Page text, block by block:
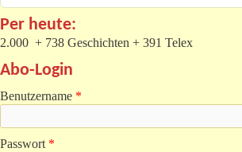
Per heute:
2.000 + 738 Geschichten + 391 Telex
Abo-Login
Benutzername *
Passwort *